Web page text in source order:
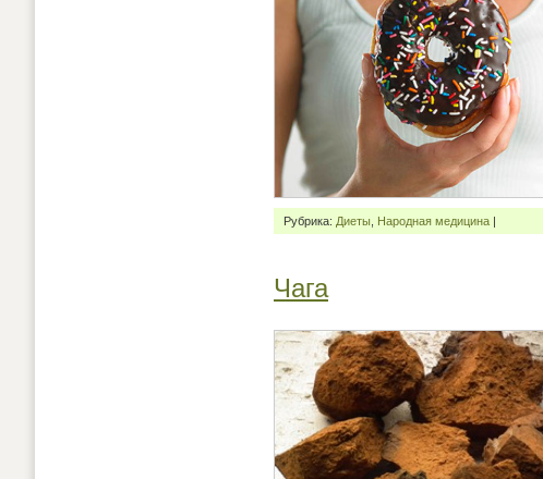
Рубрика: Диеты Народная медицина |
Чага